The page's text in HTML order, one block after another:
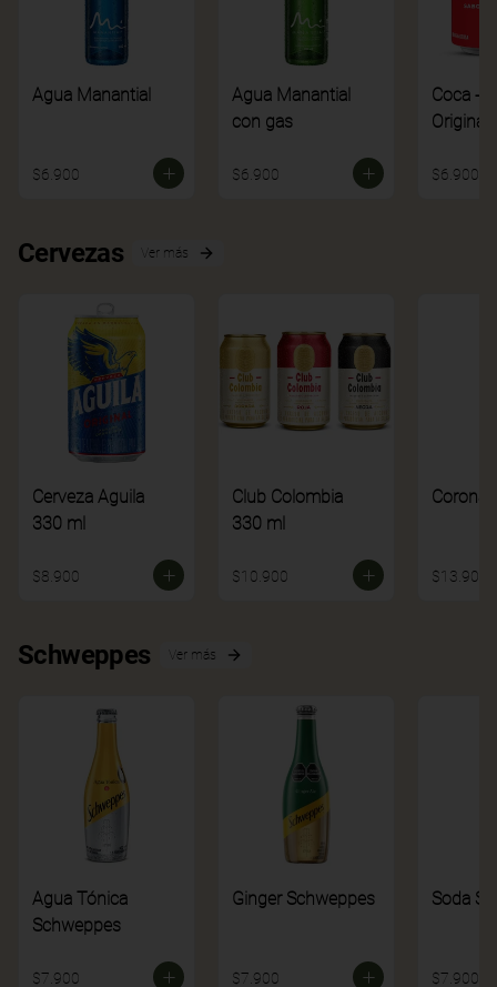
Agua Manantial
$6.900
Agua Manantial
con gas
$6.900
Coca -
Original
$6.900
Cervezas Ver más
Cerveza Aguila
330 ml
$8.900
Club Colombia
330 ml
$10.900
Corona
$13.900
Schweppes Ver más
Agua Tónica
Schweppes
$7.900
Ginger Schweppes
$7.900
Soda
$7.900